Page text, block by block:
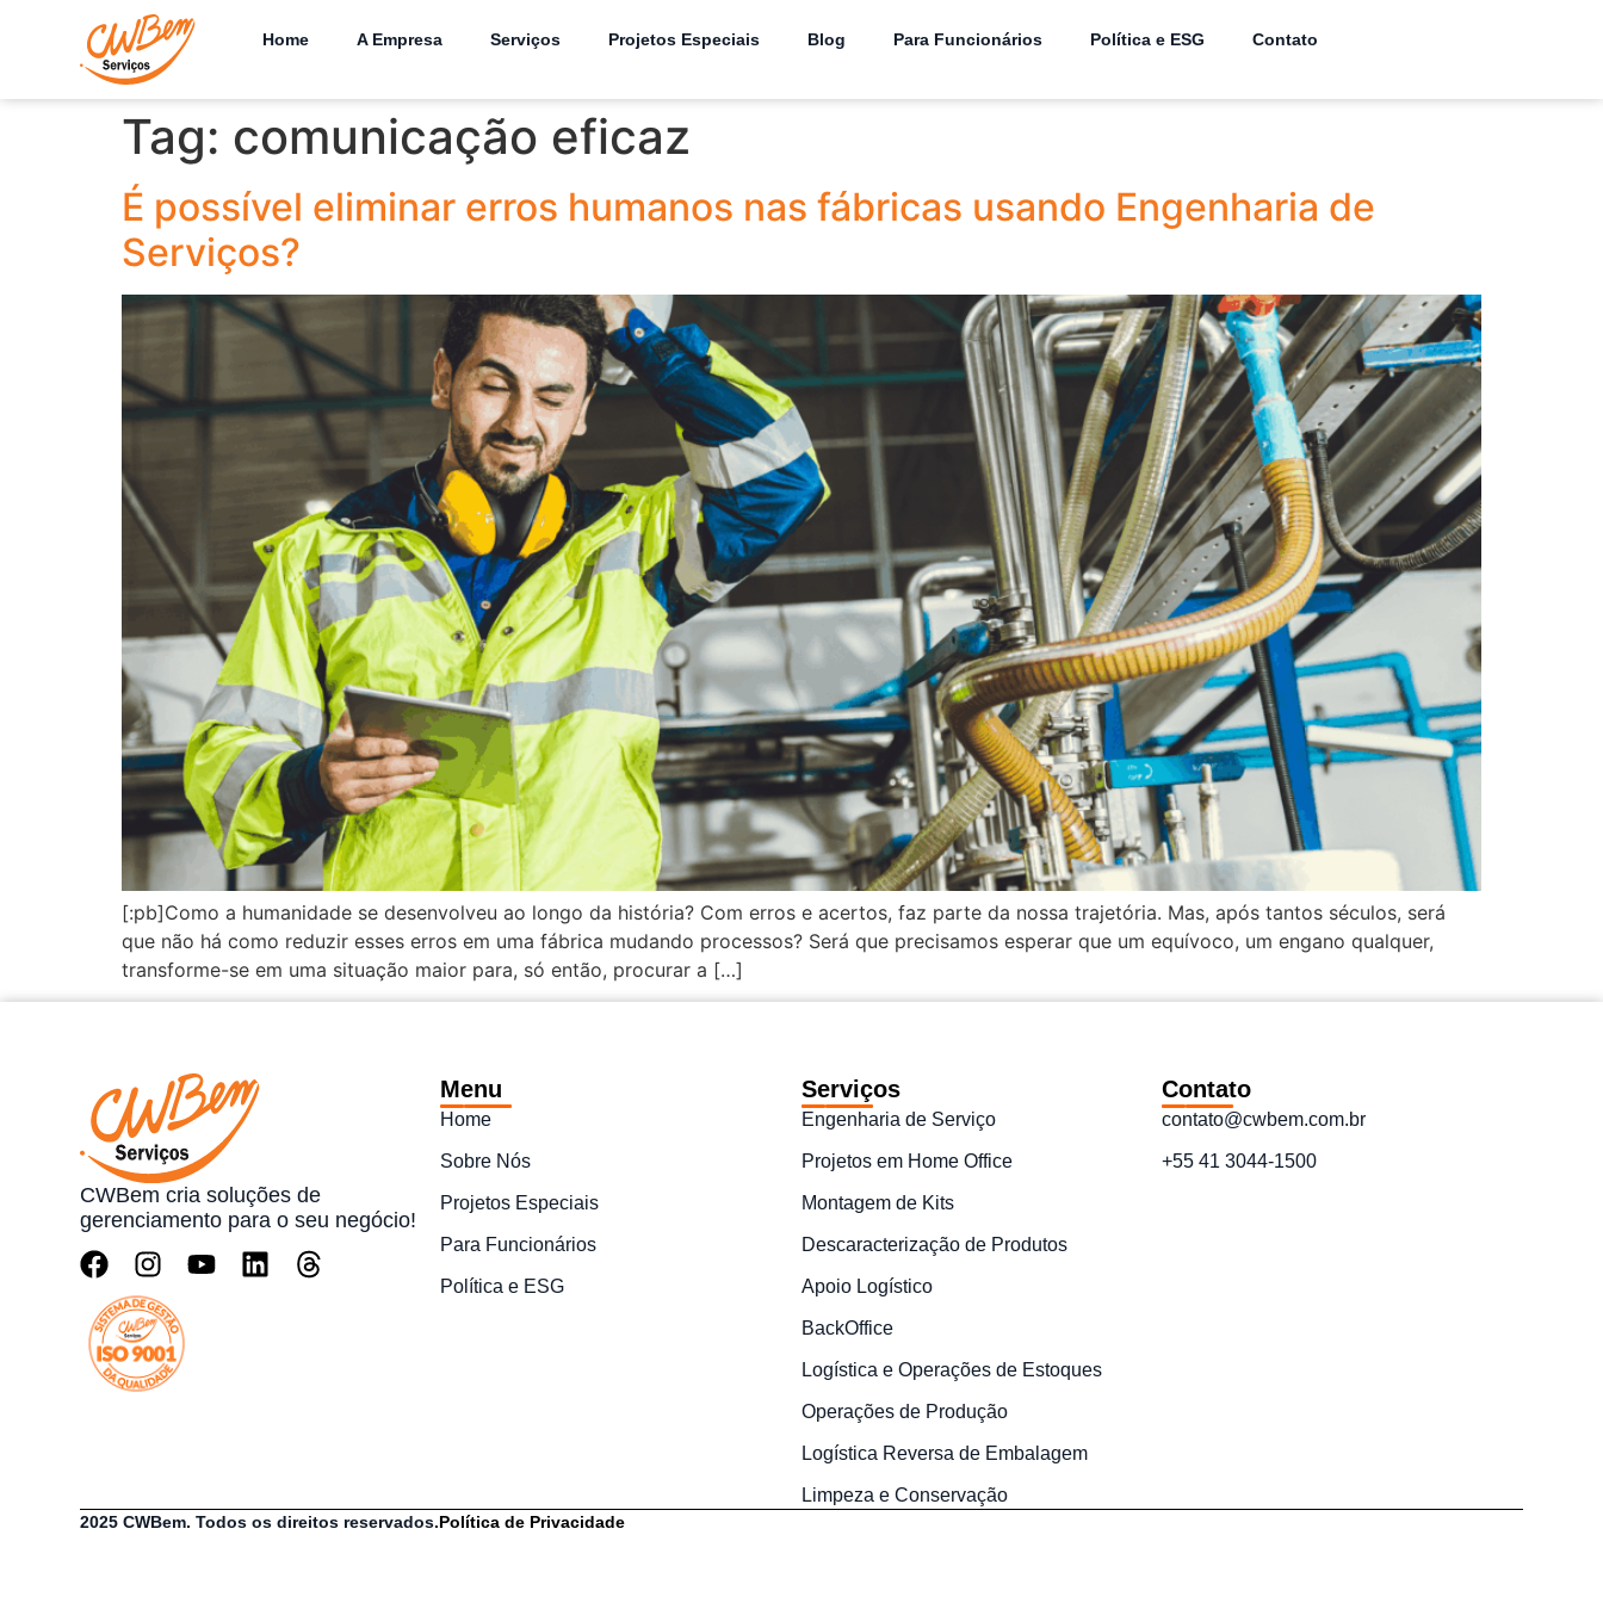
Home A Empresa Serviços Projetos Especiais Blog Para Funcionários Política e ESG Contato
Tag: comunicação eficaz
É possível eliminar erros humanos nas fábricas usando Engenharia de
Serviços?
[:pb]Como a humanidade se desenvolveu ao longo da história? Com erros e acertos, faz parte da nossa trajetória. Mas, após tantos séculos, será
que não há como reduzir esses erros em uma fábrica mudando processos? Será que precisamos esperar que um equívoco, um engano qualquer,
transforme-se em uma situação maior para, só então, procurar a […]
CWBem cria soluções de
gerenciamento para o seu negócio!
Menu
Home
Sobre Nós
Projetos Especiais
Para Funcionários
Política e ESG
Serviços
Engenharia de Serviço
Projetos em Home Office
Montagem de Kits
Descaracterização de Produtos
Apoio Logístico
BackOffice
Logística e Operações de Estoques
Operações de Produção
Logística Reversa de Embalagem
Limpeza e Conservação
Contato
contato@cwbem.com.br
+55 41 3044-1500
2025 CWBem. Todos os direitos reservados.Política de Privacidade